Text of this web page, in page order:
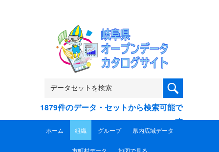
1879件のデータ・セットから検索可能で
す
ホーム 組織 グループ 県内広域データ
市町村データ 地図で見る